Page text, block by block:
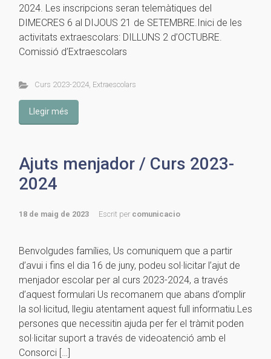
2024. Les inscripcions seran telemàtiques del
DIMECRES 6 al DIJOUS 21 de SETEMBRE.Inici de les
activitats extraescolars: DILLUNS 2 d’OCTUBRE.
Comissió d’Extraescolars
Curs 2023-2024, Extraescolars
Llegir més
Ajuts menjador / Curs 2023-
2024
18 de maig de 2023 Escrit per comunicacio
Benvolgudes famílies, Us comuniquem que a partir
d’avui i fins el dia 16 de juny, podeu sol·licitar l’ajut de
menjador escolar per al curs 2023-2024, a través
d’aquest formulari Us recomanem que abans d’omplir
la sol·licitud, llegiu atentament aquest full informatiu.Les
persones que necessitin ajuda per fer el tràmit poden
sol·licitar suport a través de videoatenció amb el
Consorci […]